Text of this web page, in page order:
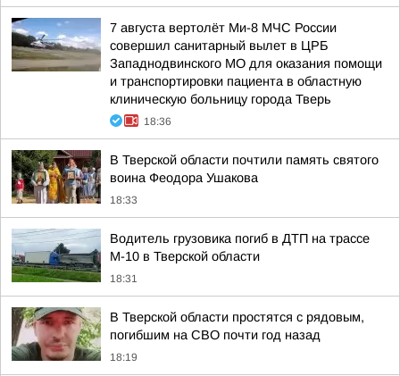
7 августа вертолёт Ми-8 МЧС России
совершил санитарный вылет в ЦРБ
Западнодвинского МО для оказания помощи
и транспортировки пациента в областную
клиническую больницу города Тверь
18:36
В Тверской области почтили память святого
воина Феодора Ушакова
18:33
Водитель грузовика погиб в ДТП на трассе
М-10 в Тверской области
18:31
В Тверской области простятся с рядовым,
погибшим на СВО почти год назад
18:19